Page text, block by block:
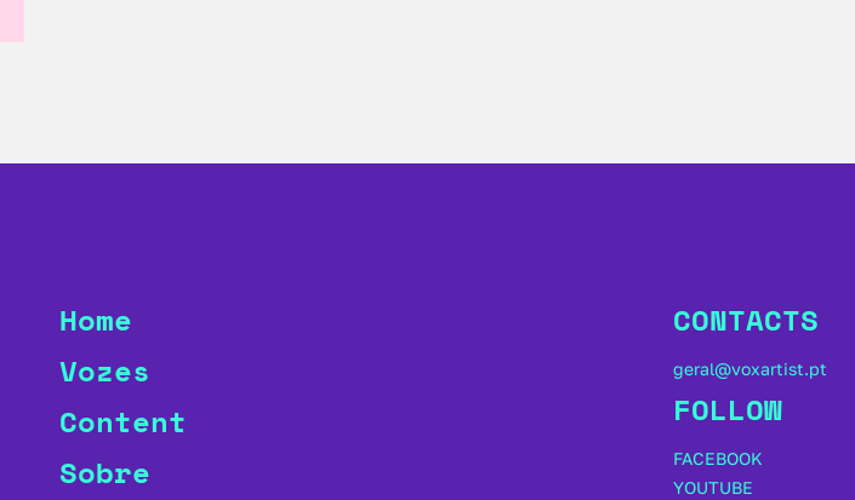
Home
Vozes
Content
Sobre
CONTACTS
geral@voxartist.pt
FOLLOW
FACEBOOK
YOUTUBE